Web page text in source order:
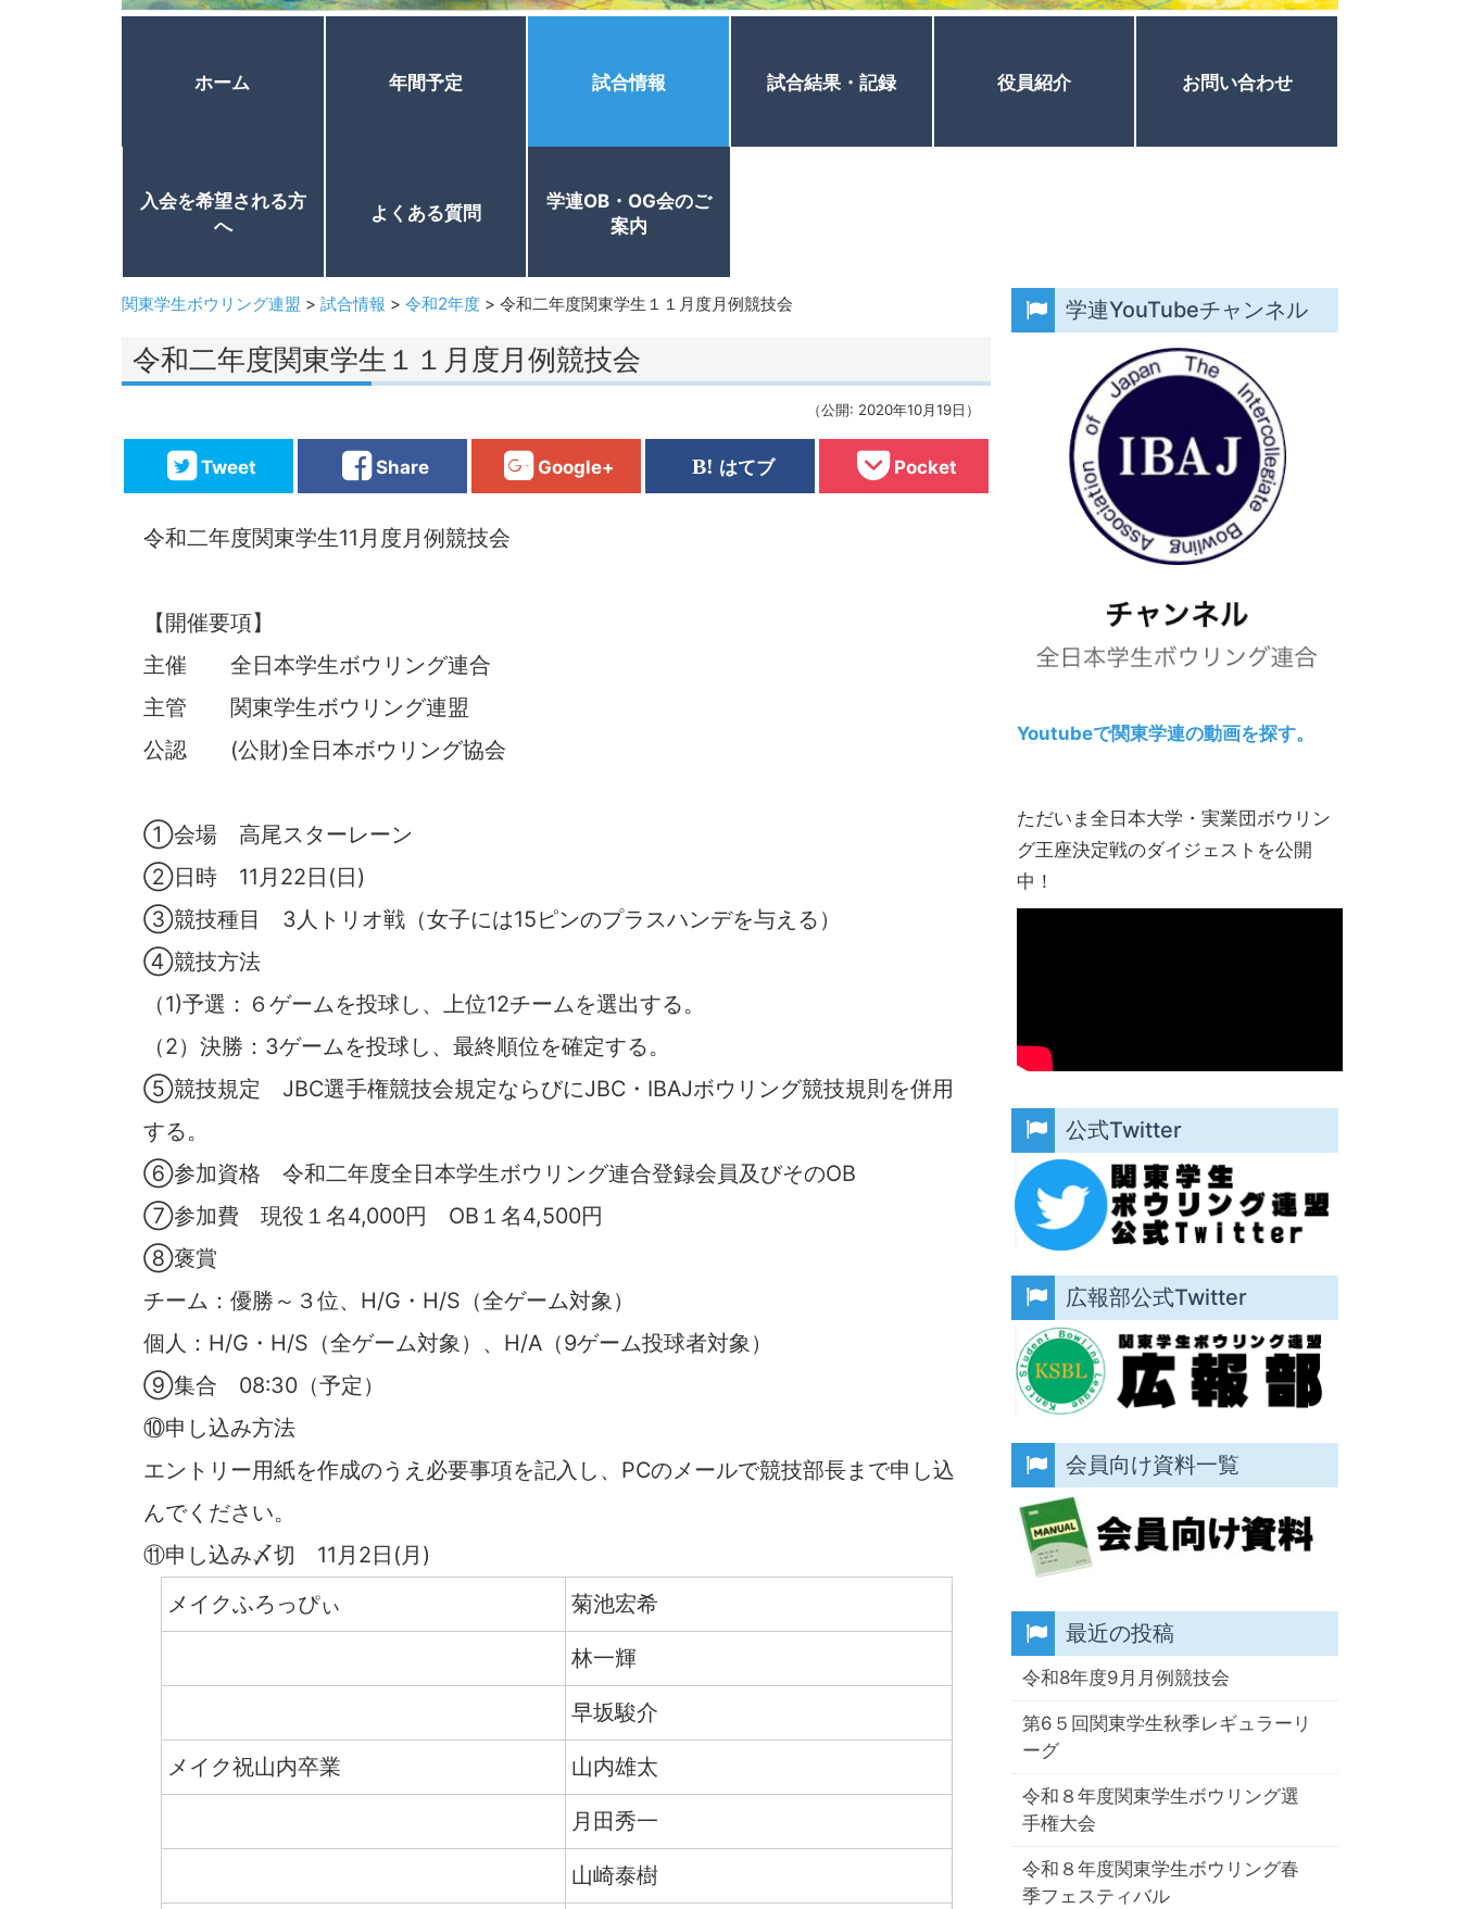
ホーム 年間予定 試合情報 試合結果・記録 役員紹介 お問い合わせ
入会を希望される方
へ
よくある質問
学連OB・OG会のご
案内
関東学生ボウリング連盟 > 試合情報 > 令和2年度 > 令和二年度関東学生１１月度月例競技会
令和二年度関東学生１１月度月例競技会
（公開: 2020年10月19日）
Tweet Share Google+ はてブ Pocket
令和二年度関東学生11月度月例競技会
【開催要項】
主催 全日本学生ボウリング連合
主管 関東学生ボウリング連盟
公認 (公財)全日本ボウリング協会
①会場 高尾スターレーン
②日時 11月22日(日)
③競技種目 3人トリオ戦（女子には15ピンのプラスハンデを与える）
④競技方法
（1)予選：６ゲームを投球し、上位12チームを選出する。
（2）決勝：3ゲームを投球し、最終順位を確定する。
⑤競技規定 JBC選手権競技会規定ならびにJBC・IBAJボウリング競技規則を併用
する。
⑥参加資格 令和二年度全日本学生ボウリング連合登録会員及びそのOB
⑦参加費 現役１名4,000円 OB１名4,500円
⑧褒賞
チーム：優勝～３位、H/G・H/S（全ゲーム対象）
個人：H/G・H/S（全ゲーム対象）、H/A（9ゲーム投球者対象）
⑨集合 08:30（予定）
⑩申し込み方法
エントリー用紙を作成のうえ必要事項を記入し、PCのメールで競技部長まで申し込
んでください。
⑪申し込み〆切 11月2日(月)
メイクふろっぴぃ
菊池宏希
林一輝
早坂駿介
メイク祝山内卒業 山内雄太
月田秀一
山崎泰樹
学連YouTubeチャンネル
Youtubeで関東学連の動画を探す。
ただいま全日本大学・実業団ボウリン
グ王座決定戦のダイジェストを公開
中！
公式Twitter
広報部公式Twitter
会員向け資料一覧
最近の投稿
令和8年度9月月例競技会
第6５回関東学生秋季レギュラーリ
ーグ
令和８年度関東学生ボウリング選
手権大会
令和８年度関東学生ボウリング春
季フェスティバル